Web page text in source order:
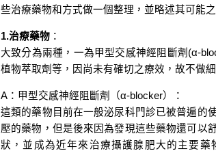
些治療藥物和方式做一個整理，並略述其可能之
1.治療藥物 ：
大致分為兩種，一為甲型交感神經阻斷劑(α-
植物萃取劑等，因尚未有確切之療效，故不做細
A：甲型交感神經阻斷劑（α-blocker）：
這類的藥物目前在一般泌尿科門診已被普遍的
壓的藥物，但是後來因為發現這些藥物還可以
狀，並成為近年來治療攝護腺肥大的主要